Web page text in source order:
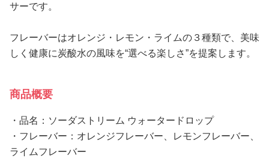
サーです。
フレーバーはオレンジ・レモン・ライムの３種類で、美味
しく健康に炭酸水の風味を“選べる楽しさ”を提案します。
商品概要
・品名：ソーダストリーム ウォータードロップ
・フレーバー：オレンジフレーバー、レモンフレーバー、
ライムフレーバー